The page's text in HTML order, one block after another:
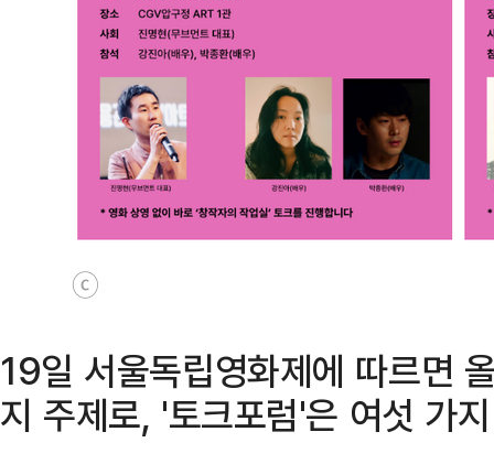
ⓒ
19일 서울독립영화제에 따르면
지 주제로, '토크포럼'은 여섯 가